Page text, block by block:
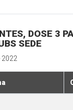
DOSE 3
SEDE
2022